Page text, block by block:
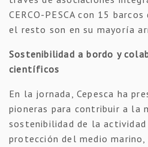
CERCO-PESCA con 15
el resto son en su mayoría
Sostenibilidad a bordo y
científicos
En la jornada, Cepesca ha
pioneras para contribuir a la
sostenibilidad de la actividad
protección del medio marino,